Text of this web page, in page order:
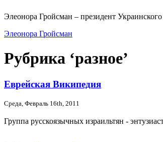
Элеонора Гройсман – президент
Элеонора Гройсман
Рубрика ‘разное’
Еврейская Википедия
Среда, Февраль 16th, 2011
Группа русскоязычных израильтян -